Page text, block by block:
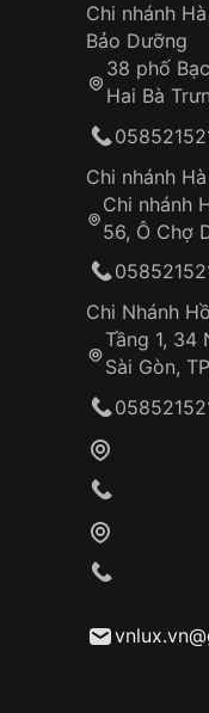
Chi nhánh
Bảo Dưỡng
38 phố
Hai Bà
Chi nhánh
Chi nhánh
56, Ô Chợ
Chi Nhánh
Tầng 1, 34
Sài Gòn,